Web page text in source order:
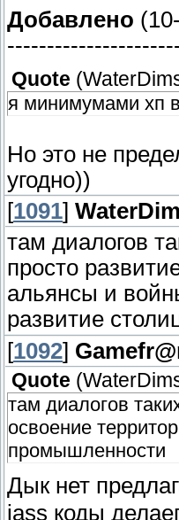
Добавлено
Quote (
я минимумами хп
Но это не
угодно))
[1091]
там диалогов
просто
альянсы и
развитие
[1092]
Quote (
там диалогов
освоение
промышленности
Дык нет
jass коды